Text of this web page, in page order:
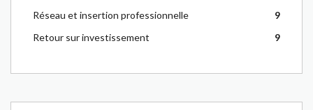
Réseau et insertion professionnelle
9
Retour sur investissement
9